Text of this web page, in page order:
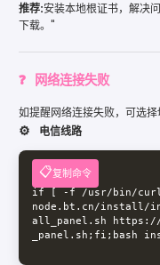
推荐:安装本地根证书，解决
下载。"
网络连接失败
如提醒网络连接失败，可选
电信线路
复制命令
if [ -f /usr/bin/curl
node.bt.cn/install/
all_panel.sh
_panel.sh;fi;bash